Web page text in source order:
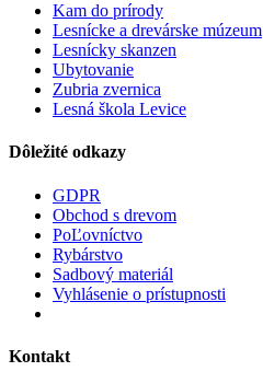
Kam do prírody
Lesnícke a drevárske múzeum
Lesnícky skanzen
Ubytovanie
Zubria zvernica
Lesná škola Levice
Dôležité odkazy
GDPR
Obchod s drevom
PoĽovníctvo
Rybárstvo
Sadbový materiál
Vyhlásenie o prístupnosti
Kontakt